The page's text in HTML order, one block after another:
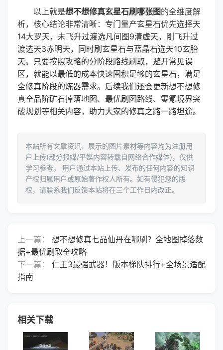
以上就是想不想修真玄星石刷哪张图的全维度解
析，核心结论非常清晰：专门量产玄星石优先选择天
14大罗天，未飞升过渡选凡间图9清虚天，刚飞升过
渡选天3赤明天，同时刷玄星石与蓝晶石选天10玄胎
天。只要按照攻略的分阶段路线刷取，避开常见误
区，就能以最低的成本快速囤积足够的玄星石，满足
全修真阶段的炼器需求。后续我们还会更新想不想修
真全品阶矿石掉落地图、最优刷图路线、零氪境界突
破规划等相关内容，助力大家的修真之路一路坦途。
本站所有文章资讯、展示的图片素材等内容均为注册用
户上传(部分报媒/平媒内容转载自网络合作媒体)，仅供
学习参考。 用户通过本站上传、发布的任何内容的知识
产权归属用户或原始著作权人所有。如有侵犯您的版
权，请联系我们反馈本站将在三个工作日内改正。
上一篇：
想不想修真七品仙丹在哪刷？全地图掉落数
据+最优刷取全攻略
下一篇：
仁王3最强武器！版本梯队排行+全场景适配
指南
相关下载